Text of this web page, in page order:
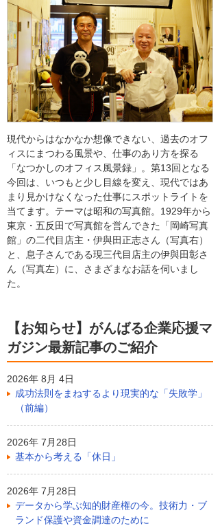
現代からはなかなか想像できない、過去のオフ
ィスにまつわる風景や、仕事のあり方を探る
「なつかしのオフィス風景録」。第13回となる
今回は、いつもと少し目線を変え、現代ではあ
まり見かけなくなった仕事にスポットライトを
当てます。テーマは昭和の写真館。1929年から
東京・五反田で写真館を営んできた「岡崎写真
館」の二代目店主・伊與田正志さん（写真右）
と、息子さんである現三代目店主の伊與田彰さ
ん（写真左）に、さまざまなお話を伺いまし
た。
【お知らせ】がんばる企業応援マ
ガジン最新記事のご紹介
2026年 8月 4日
成功法則をまねするより現実的な「失敗学」
（前編）
2026年 7月28日
基本から考える「休日」
2026年 7月28日
データから学ぶ知的財産権の今。技術力・ブ
ランド保護や資金調達のために